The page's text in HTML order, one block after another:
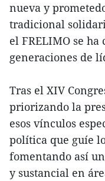
nueva y
tradicional
el FRELIMO se
generaciones de
Tras el XIV
priorizando la
esos vínculos
política que guíe
fomentando así
y sustancial en